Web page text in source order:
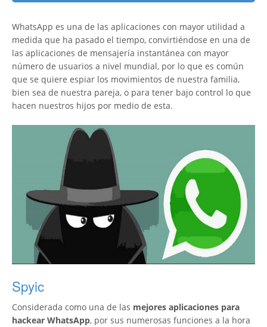
WhatsApp es una de las aplicaciones con mayor utilidad a
medida que ha pasado el tiempo, convirtiéndose en una de
las aplicaciones de mensajería instantánea con mayor
número de usuarios a nivel mundial, por lo que es común
que se quiere espiar los movimientos de nuestra familia,
bien sea de nuestra pareja, o para tener bajo control lo que
hacen nuestros hijos por medio de esta.
Spyic
Considerada como una de las mejores aplicaciones para
hackear WhatsApp, por sus numerosas funciones a la hora